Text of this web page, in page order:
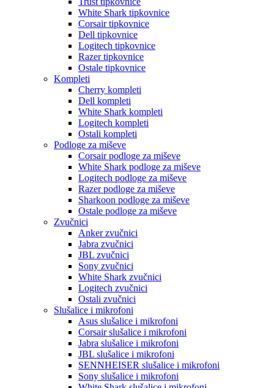
White Shark tipkovnice
Corsair tipkovnice
Dell tipkovnice
Logitech tipkovnice
Razer tipkovnice
Ostale tipkovnice
Kompleti
Cherry kompleti
Dell kompleti
White Shark kompleti
Logitech kompleti
Ostali kompleti
Podloge za miševe
Corsair podloge za miševe
White Shark podloge za miševe
Logitech podloge za miševe
Razer podloge za miševe
Sharkoon podloge za miševe
Ostale podloge za miševe
Zvučnici
Anker zvučnici
Jabra zvučnici
JBL zvučnici
Sony zvučnici
White Shark zvučnici
Logitech zvučnici
Ostali zvučnici
Slušalice i mikrofoni
Asus slušalice i mikrofoni
Corsair slušalice i mikrofoni
Jabra slušalice i mikrofoni
JBL slušalice i mikrofoni
SENNHEISER slušalice i mikrofoni
Sony slušalice i mikrofoni